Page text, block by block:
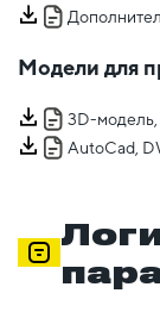
Модели для
3D-
AutoCad,